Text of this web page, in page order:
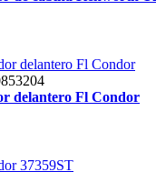
delantero Fl Condor